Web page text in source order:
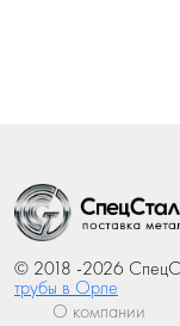
© 2018 -2026
трубы в Орле
О компании